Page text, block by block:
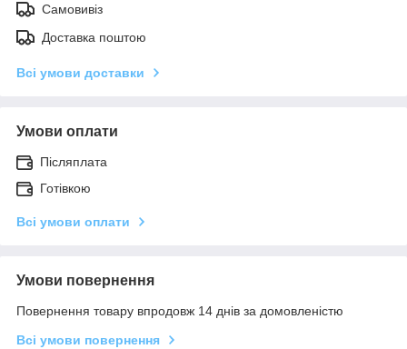
Самовивіз
Доставка поштою
Всі умови доставки
Умови оплати
Післяплата
Готівкою
Всі умови оплати
Умови повернення
Повернення товару впродовж 14 днів за домовленістю
Всі умови повернення